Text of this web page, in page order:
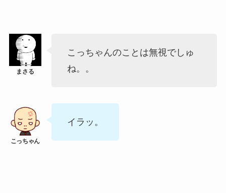
こっちゃんのことは無視でしゅ
ね。。
イラッ。